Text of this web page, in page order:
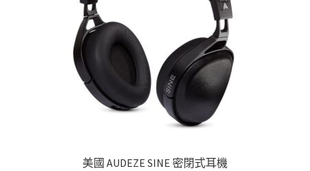
美國 AUDEZE SINE 密閉式耳機